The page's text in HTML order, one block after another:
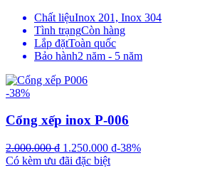
Chất liệuInox 201, Inox 304
Tình trạngCòn hàng
Lắp đặtToàn quốc
Bảo hành2 năm - 5 năm
-38%
Cổng xếp inox P-006
2.000.000₫ 1.250.000 ₫-38%
Có kèm ưu đãi đặc biệt